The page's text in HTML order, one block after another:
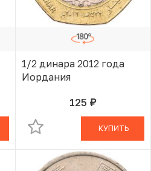
1/2 динара 2012 года
Иордания
125 руб.В КОРЗИНЕ
КУПИТЬ